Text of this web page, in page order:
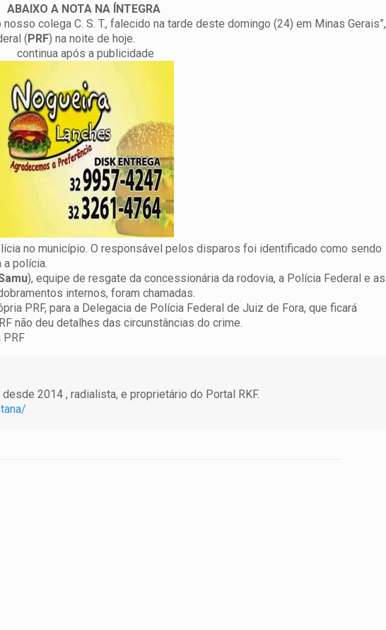
ABAIXO A NOTA NA ÍNTEGRA
colega C. S. T., falecido na tarde deste domingo (24) em Minas Gerais”,
(PRF) na noite de hoje.
continua após a publicidade
no município. O responsável pelos disparos foi identificado como sendo
a polícia.
), equipe de resgate da concessionária da rodovia, a Polícia Federal e as
internos, foram chamadas.
PRF, para a Delegacia de Polícia Federal de Juiz de Fora, que ficará
não deu detalhes das circunstâncias do crime.
PRF
2014 , radialista, e proprietário do Portal RKF.